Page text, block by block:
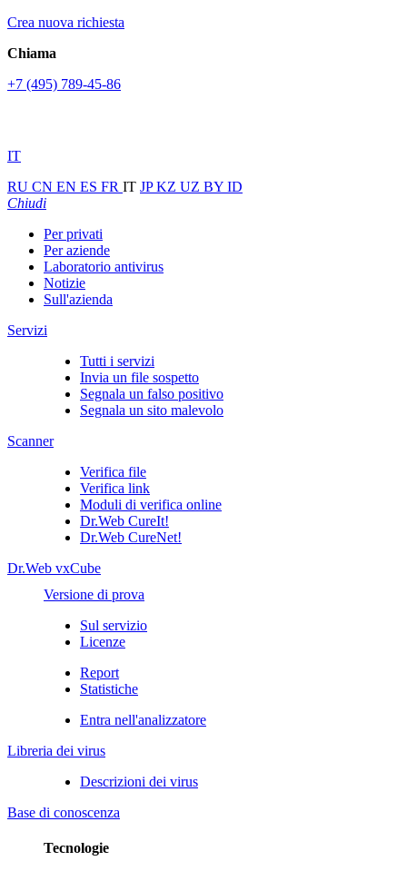
Crea nuova richiesta
Chiama
+7 (495) 789-45-86
IT
RU CN EN ES FR IT JPKZ UZ BY ID
Chiudi
Per privati
Per aziende
Laboratorio antivirus
Notizie
Sull'azienda
Servizi
Tutti i servizi
Invia un file sospetto
Segnala un falso positivo
Segnala un sito malevolo
Scanner
Verifica file
Verifica link
Moduli di verifica online
Dr.Web CureIt!
Dr.Web CureNet!
Dr.Web vxCube
Versione di prova
Sul servizio
Licenze
Report
Statistiche
Entra nell'analizzatore
Libreria dei virus
Descrizioni dei virus
Base di conoscenza
Tecnologie